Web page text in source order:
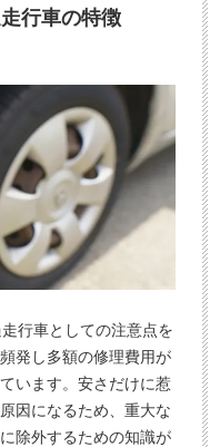
行車の特徴
行車としての注意点を
発し多額の修理費用が
います。安さだけに惹
因になるため、重大な
除外するための知識が